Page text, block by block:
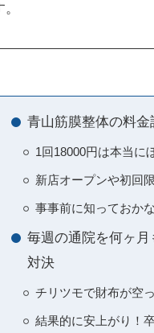
青山筋膜整体の料
1回18000円は本当に
新店オープンや初回
事事前に知っておか
毎週の通院を何ヶ
対決
チリツモで財布が空
結果的に安上がり！